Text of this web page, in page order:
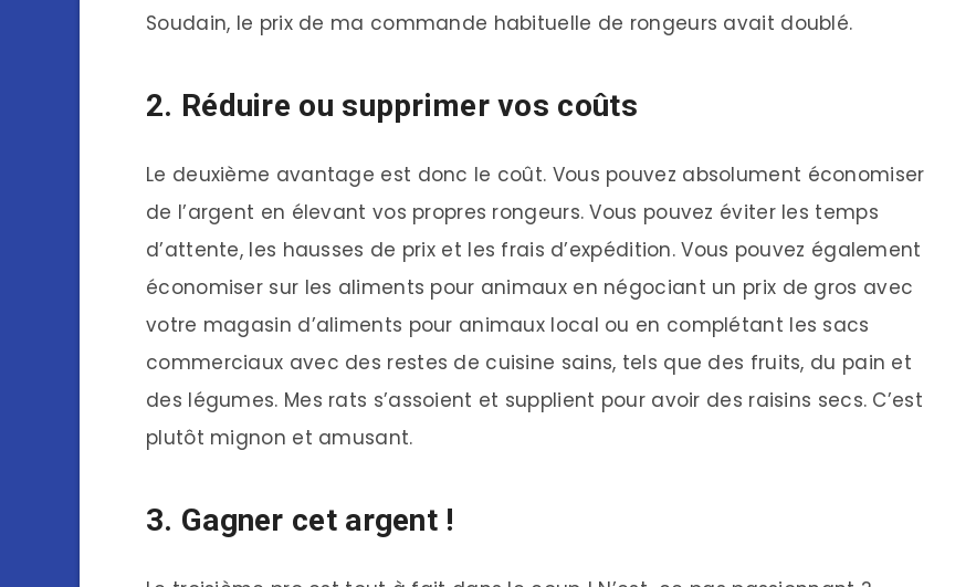
Soudain, le prix de ma commande habituelle de rongeurs avait doublé.
2. Réduire ou supprimer vos coûts
Le deuxième avantage est donc le coût. Vous pouvez absolument économiser
de l’argent en élevant vos propres rongeurs. Vous pouvez éviter les temps
d’attente, les hausses de prix et les frais d’expédition. Vous pouvez également
économiser sur les aliments pour animaux en négociant un prix de gros avec
votre magasin d’aliments pour animaux local ou en complétant les sacs
commerciaux avec des restes de cuisine sains, tels que des fruits, du pain et
des légumes. Mes rats s’assoient et supplient pour avoir des raisins secs. C’est
plutôt mignon et amusant.
3. Gagner cet argent !